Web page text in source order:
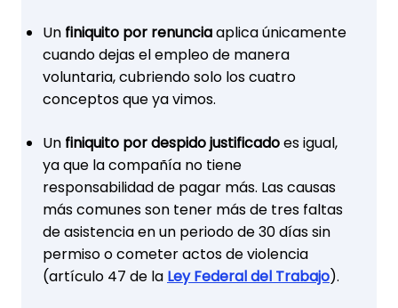
Un finiquito por renunciaaplica únicamente
cuando dejas el empleo de manera
voluntaria, cubriendo solo los cuatro
conceptos que ya vimos.
Un finiquito por despido justificadoes igual,
ya que la compañía no tiene
responsabilidad de pagar más. Las causas
más comunes son tener más de tres faltas
de asistencia en un periodo de 30 días sin
permiso o cometer actos de violencia
(artículo 47 de la Ley Federal del Trabajo).